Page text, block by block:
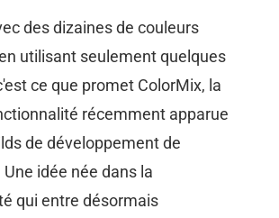
des dizaines de couleurs
utilisant seulement quelques
ce que promet ColorMix, la
récemment apparue
de développement de
Une idée née dans la
qui entre désormais